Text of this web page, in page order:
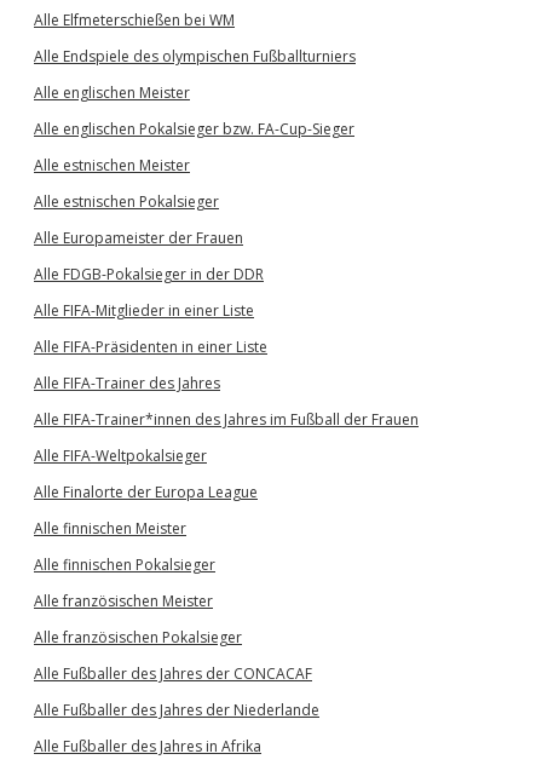
Alle Elfmeterschießen bei WM
Alle Endspiele des olympischen Fußballturniers
Alle englischen Meister
Alle englischen Pokalsieger bzw. FA-Cup-Sieger
Alle estnischen Meister
Alle estnischen Pokalsieger
Alle Europameister der Frauen
Alle FDGB-Pokalsieger in der DDR
Alle FIFA-Mitglieder in einer Liste
Alle FIFA-Präsidenten in einer Liste
Alle FIFA-Trainer des Jahres
Alle FIFA-Trainer*innen des Jahres im Fußball der Frauen
Alle FIFA-Weltpokalsieger
Alle Finalorte der Europa League
Alle finnischen Meister
Alle finnischen Pokalsieger
Alle französischen Meister
Alle französischen Pokalsieger
Alle Fußballer des Jahres der CONCACAF
Alle Fußballer des Jahres der Niederlande
Alle Fußballer des Jahres in Afrika